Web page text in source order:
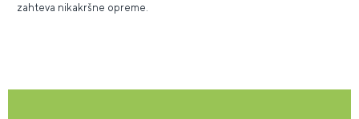
zahteva nikakršne opreme.